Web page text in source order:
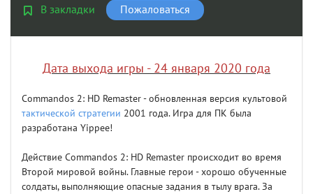
В закладки Пожаловаться
Дата выхода игры - 24 января 2020 года
Commandos 2: HD Remaster - обновленная версия культовой
тактической стратегии 2001 года. Игра для ПК была
разработана Yippee!
Действие Commandos 2: HD Remaster происходит во время
Второй мировой войны. Главные герои - хорошо обученные
солдаты, выполняющие опасные задания в тылу врага. За